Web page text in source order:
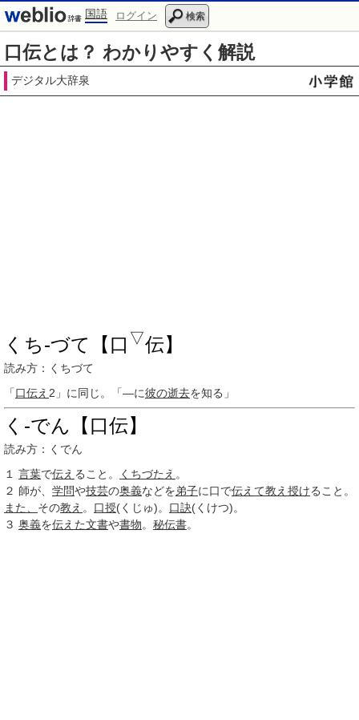
国語 ログイン 検索
口伝とは？ わかりやすく解説
デジタル大辞泉
くち‐づて【口 ▽伝】
読み方：くちづて
「口伝え 2 」に同じ。「―に彼の逝去を知る」
く‐でん【口伝】
読み方：くでん
１
言葉で伝え ること。 くちづたえ 。
２ 師が、 学問や技芸の奥義などを弟子に口で伝えて教え 授けること。
また、 その教え 。 口授(くじゅ)。 口訣(くけつ)。
３ 奥義を伝えた文書や書物。 秘伝書。